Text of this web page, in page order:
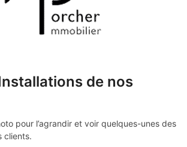
de nos
pour l’agrandir et voir quelques-unes des
clients.